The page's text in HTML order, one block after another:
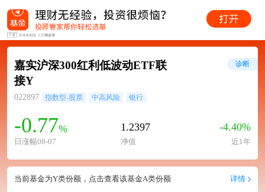
嘉实沪深300红利低波动ETF联
接Y
022897 指数型-股票 中高风险 银行
-0.77%
日涨幅08-07
1.2397
净值
-4.40%
近1年
诊断
当前基金为Y类份额，点击查看该基金A类份额 详情